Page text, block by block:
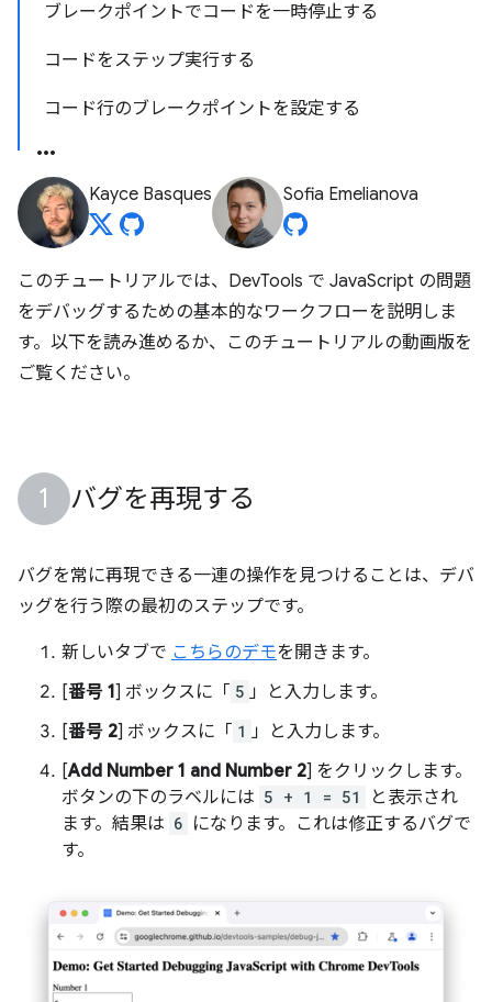
ブレークポイントでコードを一時停止する
コードをステップ実行する
コード行のブレークポイントを設定する
Kayce Basques Sofia Emelianova
このチュートリアルでは、DevTools で JavaScript の問題
をデバッグするための基本的なワークフローを説明しま
す。以下を読み進めるか、このチュートリアルの動画版を
ご覧ください。
バグを再現する
バグを常に再現できる一連の操作を見つけることは、デバ
ッグを行う際の最初のステップです。
新しいタブで こちらのデモを開きます。
[番号 1] ボックスに「 5 」と入力します。
[番号 2] ボックスに「 1 」と入力します。
[Add Number 1 and Number 2] をクリックします。
ボタンの下のラベルには 5 + 1 = 51
と表示され
ます。結果は 6 になります。これは修正するバグで
す。